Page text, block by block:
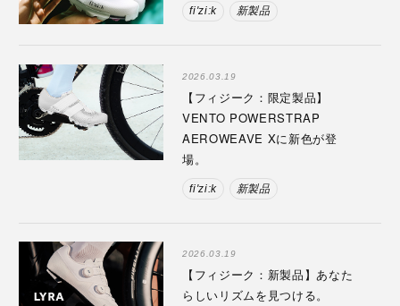
fi'zi:k 新製品
2026.03.19
【フィジーク：限定製品】
VENTO POWERSTRAP
AEROWEAVE Xに新色が登
場。
fi'zi:k 新製品
2026.03.19
【フィジーク：新製品】あなた
らしいリズムを見つける。